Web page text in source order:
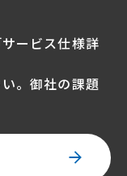
ービス仕様詳
。御社の課題